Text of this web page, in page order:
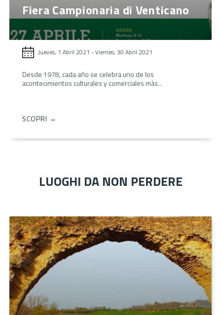
Fiera Campionaria di Venticano
Jueves, 1 Abril 2021 -Viernes, 30 Abril 2021
Desde 1978, cada año se celebra uno de los
acontecimientos culturales y comerciales más...
SCOPRI →
LUOGHI DA NON PERDERE